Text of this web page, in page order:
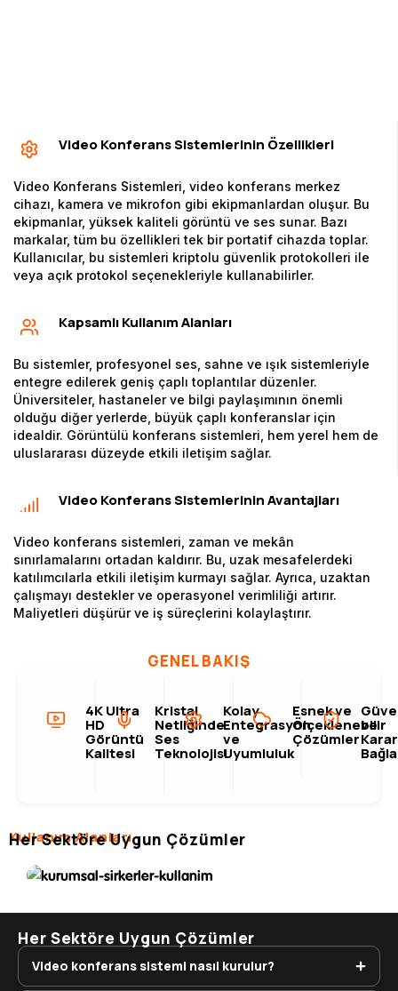
Video Konferans Sistemlerinin Özellikleri
Video Konferans Sistemleri, video konferans merkez
cihazı, kamera ve mikrofon gibi ekipmanlardan oluşur. Bu
ekipmanlar, yüksek kaliteli görüntü ve ses sunar. Bazı
markalar, tüm bu özellikleri tek bir portatif cihazda toplar.
Kullanıcılar, bu sistemleri kriptolu güvenlik protokolleri ile
veya açık protokol seçenekleriyle kullanabilirler.
Kapsamlı Kullanım Alanları
Bu sistemler, profesyonel ses, sahne ve ışık sistemleriyle
entegre edilerek geniş çaplı toplantılar düzenler.
Üniversiteler, hastaneler ve bilgi paylaşımının önemli
olduğu diğer yerlerde, büyük çaplı konferanslar için
idealdir. Görüntülü konferans sistemleri, hem yerel hem de
uluslararası düzeyde etkili iletişim sağlar.
Video Konferans Sistemlerinin Avantajları
Video konferans sistemleri, zaman ve mekân
sınırlamalarını ortadan kaldırır. Bu, uzak mesafelerdeki
katılımcılarla etkili iletişim kurmayı sağlar. Ayrıca, uzaktan
çalışmayı destekler ve operasyonel verimliliği artırır.
Maliyetleri düşürür ve iş süreçlerini kolaylaştırır.
GENEL BAKIŞ
4K Ultra
HD
Görüntü
Kalitesi
Kristal
Netliğinde
Ses
Teknolojisi
Kolay
Entegrasyon
ve
Uyumluluk
Esnek ve
Ölçeklenebilir
Çözümler
ve
Kullanım Alanları
Her Sektöre Uygun Çözümler
Kurumsal Şirketler
Her Sektöre Uygun Çözümler
Video konferans sistemi nasıl kurulur?